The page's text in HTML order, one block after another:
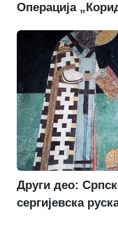
Операција
Други део:
сергијевска